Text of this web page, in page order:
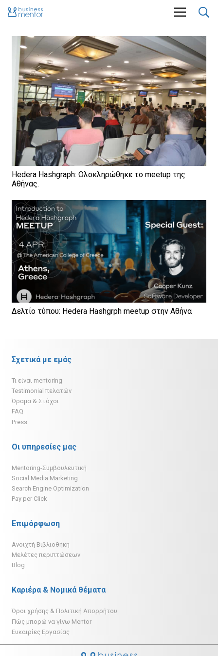
Hedera Hashgraph: Ολοκληρώθηκε το meetup της
Αθήνας.
Δελτίο τύπου: Hedera Hashgrph meetup στην Αθήνα
Σχετικά με εμάς
Τι είναι mentoring
Testimonial πελατών
Όραμα & Στόχοι
FAQ
Press
Οι υπηρεσίες μας
Mentoring-Συμβουλευτική
Social Media Marketing
Search Engine Optimization
Pay per Click
Επιμόρφωση
Ανοιχτή Βιβλιοθήκη
Μελέτες περιπτώσεων
Blog
Καριέρα & Νομικά θέματα
Όροι χρήσης & Πολιτική Απορρήτου
Πώς μπορώ να γίνω Mentor
Ευκαιρίες Εργασίας